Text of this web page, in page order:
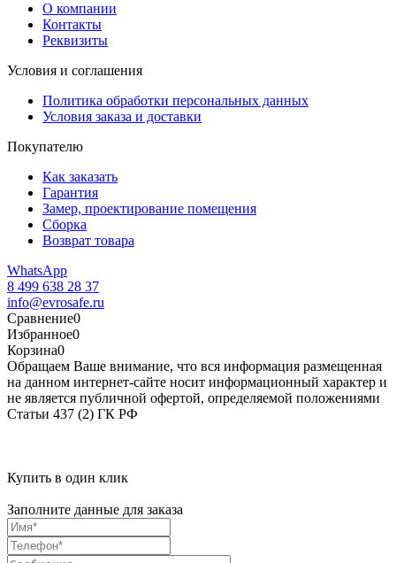
О компании
Контакты
Реквизиты
Условия и соглашения
Политика обработки персональных данных
Условия заказа и доставки
Покупателю
Как заказать
Гарантия
Замер, проектирование помещения
Сборка
Возврат товара
WhatsApp
8 499 638 28 37
info@evrosafe.ru
Сравнение0
Избранное0
Корзина0
Обращаем Ваше внимание, что вся информация размещенная
на данном интернет-сайте носит информационный характер и
не является публичной офертой, определяемой положениями
Статьи 437 (2) ГК РФ
Купить в один клик
Заполните данные для заказа